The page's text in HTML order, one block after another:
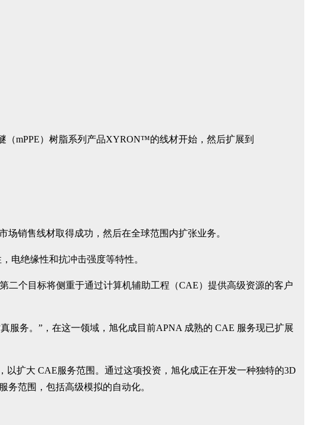
mPPE）树脂系列产品XYRON™的线材开始，然后扩展到
销售线材取得成功，然后在全球范围内扩张业务。
电绝缘性和抗冲击强度等特性。
个目标将侧重于通过计算机辅助工程（CAE）提供高级资源的客户
服务。”，在这一领域，旭化成目前APNA 成熟的 CAE 服务现已扩展
以扩大 CAE服务范围。通过这项投资，旭化成正在开发一种独特的3D
范围，包括高级模拟的自动化。